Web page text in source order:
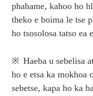
phahame, kahoo ho
theko e boima le tse
ho tsosolosa tatso ea
※ Haeba u sebelisa
ho e etsa ka mokhoa
sebetse, kapa ho ka